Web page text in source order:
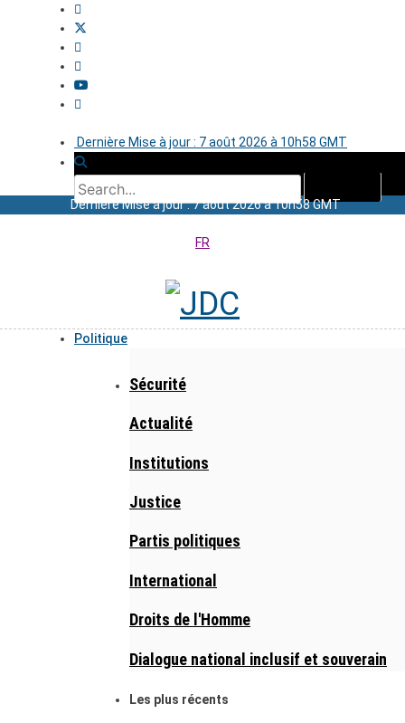
Dernière Mise à jour : 7 août 2026 à 10h58 GMT
Dernière Mise à jour : 7 août 2026 à 10h58 GMT
FR
Politique
Sécurité
Actualité
Institutions
Justice
Partis politiques
International
Droits de l'Homme
Dialogue national inclusif et souverain
Les plus récents